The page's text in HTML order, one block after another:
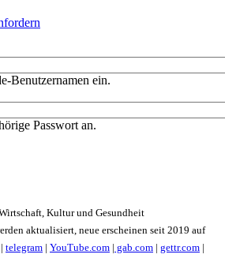
Benutzernamen ein.
Passwort an.
Kultur und Gesundheit
aktualisiert, neue erscheinen seit 2019 auf
| telegram | YouTube.com | gab.com | gettr.com |